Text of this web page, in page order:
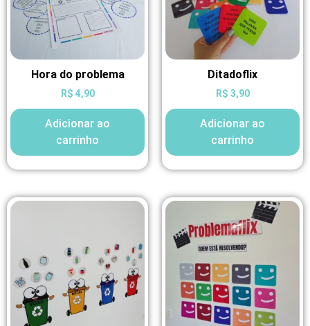
Hora do problema
R$ 4,90
Adicionar ao
carrinho
Ditadoflix
R$ 3,90
Adicionar ao
carrinho